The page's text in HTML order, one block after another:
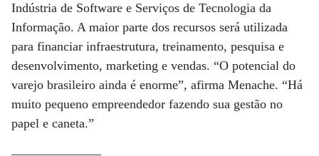
Indústria de Software e Serviços de Tecnologia da
Informação. A maior parte dos recursos será utilizada
para financiar infraestrutura, treinamento, pesquisa e
desenvolvimento, marketing e vendas. “O potencial do
varejo brasileiro ainda é enorme”, afirma Menache. “Há
muito pequeno empreendedor fazendo sua gestão no
papel e caneta.”